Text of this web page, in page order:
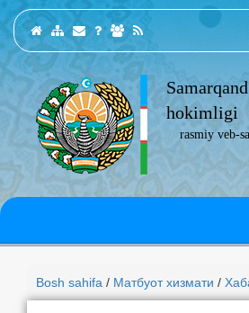
hokimligi
rasmiy veb-
Bosh sahifa / Матбуот хизмати /